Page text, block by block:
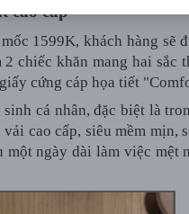
cao cấp
1599K, khách hàng sẽ
2 chiếc khăn mang hai
cứng cáp họa tiết
cá nhân, đặc biệt là
cao cấp, siêu mềm mịn,
ngày dài làm việc mệt